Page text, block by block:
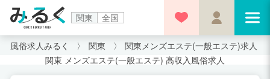
関東 全国
風俗求人みるく 関東
関東メンズエステ(一般エステ)求人
関東 メンズエステ(一般エステ) 高収入風俗求人